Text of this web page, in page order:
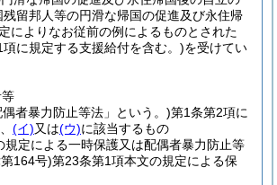
留邦人等の円滑な帰国の促進及び永住帰
によりなお従前の例によるものとされた
に規定する支援給付を含む。)を受けてい
者暴力防止等法」という。)第1条第2項に
(イ)又は(ウ)に該当するもの
規定による一時保護又は配偶者暴力防止等
164号)第23条第1項本文の規定による保